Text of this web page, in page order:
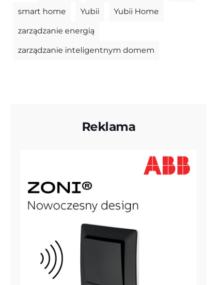
smart home Yubii Yubii Home
zarządzanie energią
zarządzanie inteligentnym domem
Reklama